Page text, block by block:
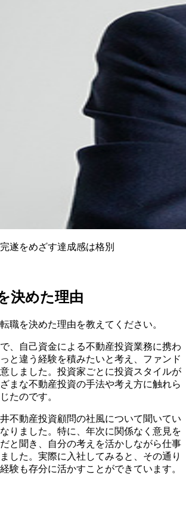
遂をめざす達成感は格別
決めた理由
職を決めた理由を教えてください。
、自己資金による不動産投資業務に携わ
と違う経験を積みたいと考え、ファンド
しました。投資家ごとに投資スタイルが
まな不動産投資の手法や考え方に触れら
たのです。
不動産投資顧問の社風について聞いてい
りました。特に、年次に関係なく意見を
と聞き、自分の考えを活かしながら仕事
した。実際に入社してみると、その通り
験も存分に活かすことができています。